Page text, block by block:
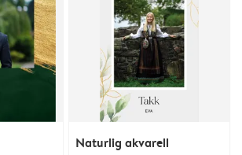
Naturlig akvarell